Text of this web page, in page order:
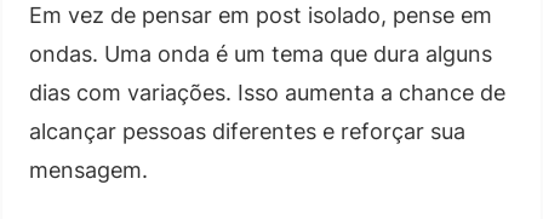
Em vez de pensar em post isolado, pense em
ondas. Uma onda é um tema que dura alguns
dias com variações. Isso aumenta a chance de
alcançar pessoas diferentes e reforçar sua
mensagem.